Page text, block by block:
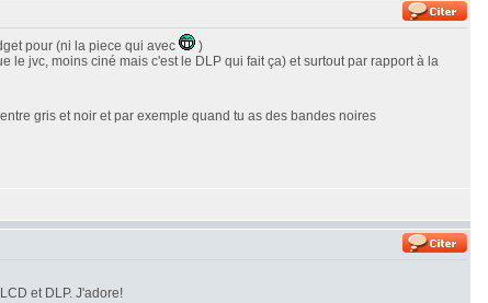
pour (ni la piece qui avec
)
jvc, moins ciné mais c'est le DLP qui fait ça) et surtout par rapport à la
gris et noir et par exemple quand tu as des bandes noires
et DLP. J'adore!